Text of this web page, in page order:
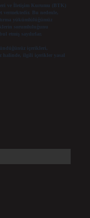
ve İletişim Kurumu (BTK)
vermektedir. Bu nedenle,
yükümlülüğümüz
sorumluluğunu
etmiş sayılırlar.
içerikleri,
halinde, ilgili içerikler yasal